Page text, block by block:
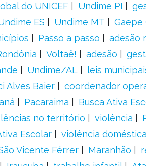
do UNICEF Undime PI
ES Undime MT Gaepe
Passo a passo adesão
Voltaê! adesão
Undime/AL leis
Alves Baier coordenador
Pacaraima Busca Ativa
no território violência
Escolar
violência doméstica
Vicente Férrer Maranhão